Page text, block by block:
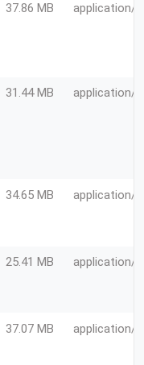
37.86 MB application/
31.44 MB application/
34.65 MB application/
25.41 MB application/
37.07 MB application/